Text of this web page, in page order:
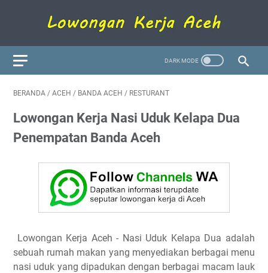
BERANDA / ACEH / BANDA ACEH / RESTURANT
Lowongan Kerja Nasi Uduk Kelapa Dua
Penempatan Banda Aceh
Lowongan Kerja Aceh - Nasi Uduk Kelapa Dua adalah
sebuah rumah makan yang menyediakan berbagai menu
nasi uduk yang dipadukan dengan berbagai macam lauk